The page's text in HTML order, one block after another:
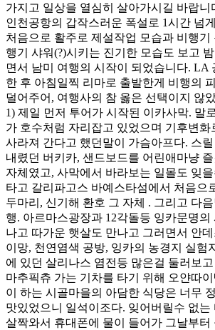
가지고 일상을 열심히 살아가시길 바랍니
인천공항의 갑작스러운 폭설로 1시간 넘
처음으로 활주로 제설작업 모습과 비행기
행기 샤워(?)시키는 진기한 모습도 보고
면서 남미 여행의 시작이 되었습니다. LA
한 후 아침일찍 리마로 출발한게 비행의
덜어주어, 여행사의 참 옳은 선택이지 않
1) 제일 먼저 투어가 시작된 이카사막. 말
가 호수처럼 자리잡고 있었으며 기후변
사라져 간다고 했던말이 가슴아프다. 스
내렸던 버키카, 샌드보드를 어린애마냥
자체였고, 사막에서 바라보는 일몰도 잊
타고 갈리파고스 바예스타섬에서 처음으
두마리, 신기해 환호 그 자체 . 그리고 다
행. 아르마스광장과 12각돌등 잉카문명
나고 따가운 햇살도 만나고 그러면서 안
이망, 천연염색 공방, 잉카의 농경지 실험
에 있던 살리나스 염전등 많은걸 둘러보
마추픽츄 가는 기차를 타기 위해 오얀따
이 하는 시골마을의 아담한 식당은 너무
맛있었으니 일석이조다. 잊어버릴수 없
살짝와서 휴대폰에 물이 들어가 그날부터